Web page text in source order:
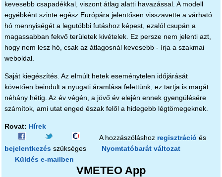
kevesebb csapadékkal, viszont átlag alatti havazással. A modell
egyébként szinte egész Európára jelentősen visszavette a várható
hó mennyiségét a legutóbbi futáshoz képest, ezalól csupán a
magassabban fekvő területek kivételek. Ez persze nem jelenti azt,
hogy nem lesz hó, csak az átlagosnál kevesebb - írja a szakmai
weboldal.
Saját kiegészítés. Az elmúlt hetek eseménytelen időjárását
követően beindult a nyugati áramlása felettünk, ez tartja is magát
néhány hétig. Az év végén, a jövő év elején ennek gyengülésére
számítok, ami utat enged észak felől a hidegebb légtömegeknek.
Rovat: Hírek
A hozzászóláshoz regisztráció és
bejelentkezés szükséges
Nyomtatóbarát változat
Küldés e-mailben
VMETEO App